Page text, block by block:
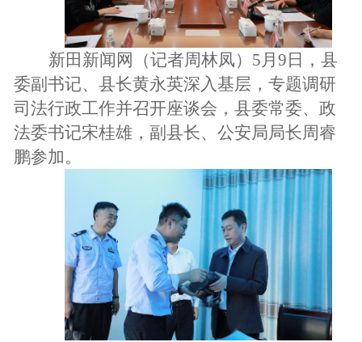
新田新闻网（记者周林凤）5月9日，县
委副书记、县长黄永英深入基层，专题调研
司法行政工作并召开座谈会，县委常委、政
法委书记宋桂雄，副县长、公安局局长周睿
鹏参加。